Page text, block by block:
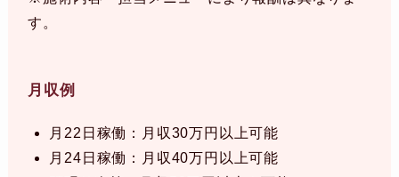
す。
月収例
月22日稼働：月収30万円以上可能
月24日稼働：月収40万円以上可能